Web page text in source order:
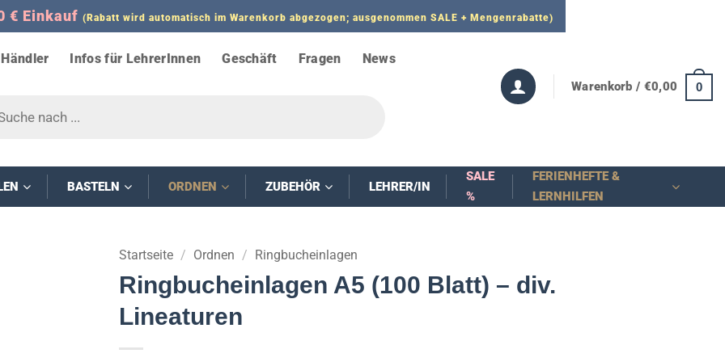
€ Einkauf (Rabatt wird automatisch im Warenkorb abgezogen; ausgenommen SALE + Mengenrabatte)
Händler Infos für LehrerInnen Geschäft Fragen News
Warenkorb / €0,00 0
BASTELN ORDNEN ZUBEHÖR LEHRER/IN
SALE
%
FERIENHEFTE &
LERNHILFEN
Startseite / Ordnen / Ringbucheinlagen
Ringbucheinlagen A5 (100 Blatt) – div.
Lineaturen